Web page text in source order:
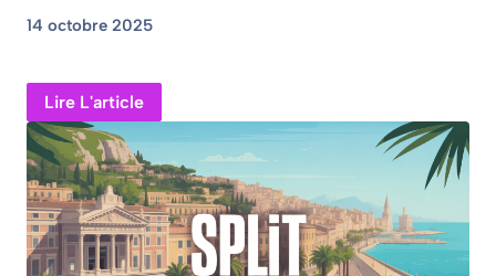
14 octobre 2025
Lire L'article